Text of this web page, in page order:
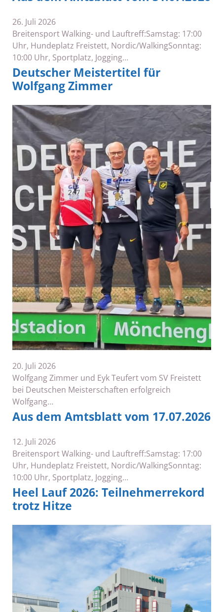
26. Juli 2026
Breitensport Walking- und Lauftreff:Samstag: 17:00
Uhr, Hundeplatz Freistett, Nordic/WalkingSonntag:
10:00 Uhr, Sportplatz, Jogging…
Deutscher Meistertitel für
Wolfgang Zimmer
20. Juli 2026
Wolfgang Zimmer und Eyk Teufert vom SV Freistett
bei Deutschen Meisterschaften erfolgreich
Wolfgang…
Aus dem Amtsblatt vom 17.07.2026
12. Juli 2026
Breitensport Walking- und Lauftreff:Samstag: 17:00
Uhr, Hundeplatz Freistett, Nordic/WalkingSonntag:
10:00 Uhr, Sportplatz, Jogging…
Heel Lauf 2026: Teilnehmerrekord
trotz Hitze